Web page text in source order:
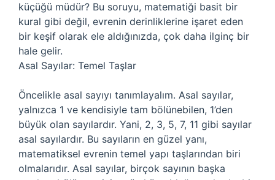
küçüğü müdür? Bu soruyu, matematiği basit bir
kural gibi değil, evrenin derinliklerine işaret eden
bir keşif olarak ele aldığınızda, çok daha ilginç bir
hale gelir.
Asal Sayılar: Temel Taşlar
Öncelikle asal sayıyı tanımlayalım. Asal sayılar,
yalnızca 1 ve kendisiyle tam bölünebilen, 1’den
büyük olan sayılardır. Yani, 2, 3, 5, 7, 11 gibi sayılar
asal sayılardır. Bu sayıların en güzel yanı,
matematiksel evrenin temel yapı taşlarından biri
olmalarıdır. Asal sayılar, birçok sayının başka